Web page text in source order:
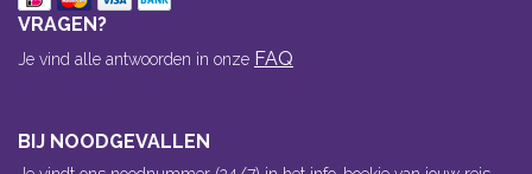
VRAGEN?
Je vind alle antwoorden in onze FAQ
BIJ NOODGEVALLEN